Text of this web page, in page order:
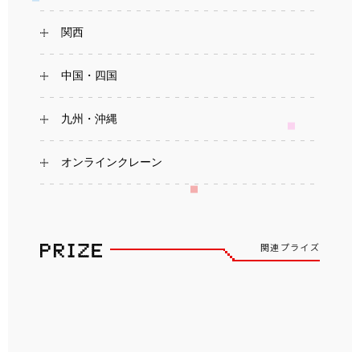
関西
中国・四国
九州・沖縄
オンラインクレーン
関連プライズ